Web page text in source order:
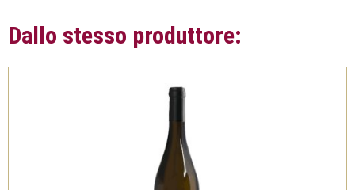
Dallo stesso produttore: